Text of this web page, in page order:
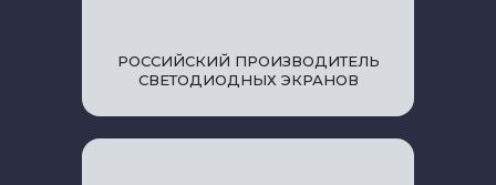
РОССИЙСКИЙ ПРОИЗВОДИТЕЛЬ
СВЕТОДИОДНЫХ ЭКРАНОВ